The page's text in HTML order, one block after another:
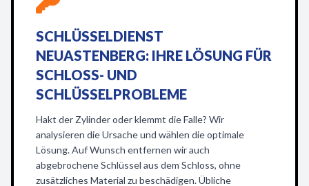
SCHLÜSSELDIENST
NEUASTENBERG: IHRE LÖSUNG FÜR
SCHLOSS- UND
SCHLÜSSELPROBLEME
Hakt der Zylinder oder klemmt die Falle? Wir
analysieren die Ursache und wählen die optimale
Lösung. Auf Wunsch entfernen wir auch
abgebrochene Schlüssel aus dem Schloss, ohne
zusätzliches Material zu beschädigen. Übliche